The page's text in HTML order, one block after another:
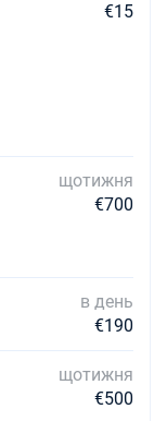
€15
щотижня
€700
в день
€190
щотижня
€500